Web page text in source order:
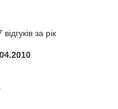
за рік